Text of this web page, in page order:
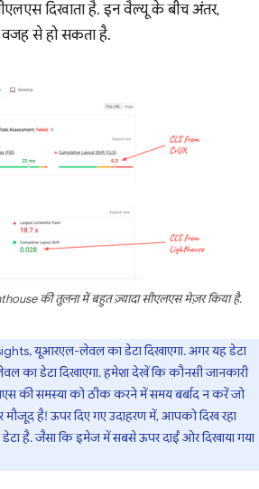
दिखाता है. इन वैल्यू के बीच अंतर,
से हो सकता है.
की तुलना में बहुत ज़्यादा सीएलएस मेज़र किया है.
यूआरएल-लेवल का डेटा दिखाएगा. अगर यह डेटा
का डेटा दिखाएगा. हमेशा देखें कि कौनसी जानकारी
की समस्या को ठीक करने में समय बर्बाद न करें जो
है! ऊपर दिए गए उदाहरण में, आपको दिख रहा
है. जैसा कि इमेज में सबसे ऊपर दाईं ओर दिखाया गया